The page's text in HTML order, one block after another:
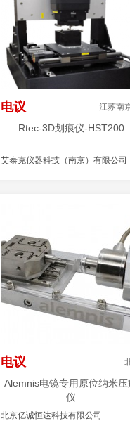
电议 江苏南
Rtec-3D划痕仪-HST200
艾泰克仪器科技（南京）有限公司
电议
Alemnis电镜专用原位纳米压
仪
北京亿诚恒达科技有限公司